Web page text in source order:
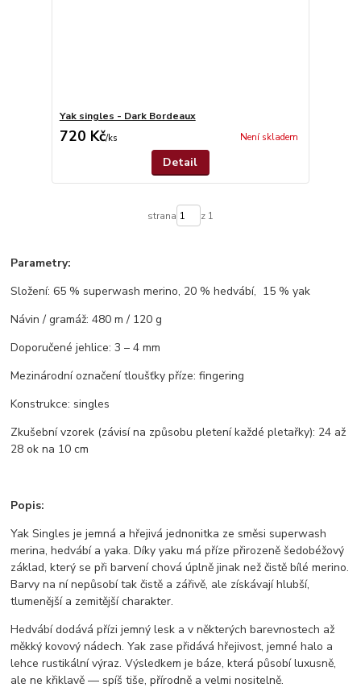
Yak singles - Dark Bordeaux
720 Kč/ks Není skladem
Detail
strana z 1
Parametry:
Složení: 65 % superwash merino, 20 % hedvábí, 15 % yak
Návin / gramáž: 480 m / 120 g
Doporučené jehlice: 3 – 4 mm
Mezinárodní označení tloušťky příze: fingering
Konstrukce: singles
Zkušební vzorek (závisí na způsobu pletení každé pletařky): 24 až
28 ok na 10 cm
Popis:
Yak Singles je jemná a hřejivá jednonitka ze směsi superwash
merina, hedvábí a yaka. Díky yaku má příze přirozeně šedobéžový
základ, který se při barvení chová úplně jinak než čistě bílé merino.
Barvy na ní nepůsobí tak čistě a zářivě, ale získávají hlubší,
tlumenější a zemitější charakter.
Hedvábí dodává přízi jemný lesk a v některých barevnostech až
měkký kovový nádech. Yak zase přidává hřejivost, jemné halo a
lehce rustikální výraz. Výsledkem je báze, která působí luxusně,
ale ne křiklavě — spíš tiše, přírodně a velmi nositelně.